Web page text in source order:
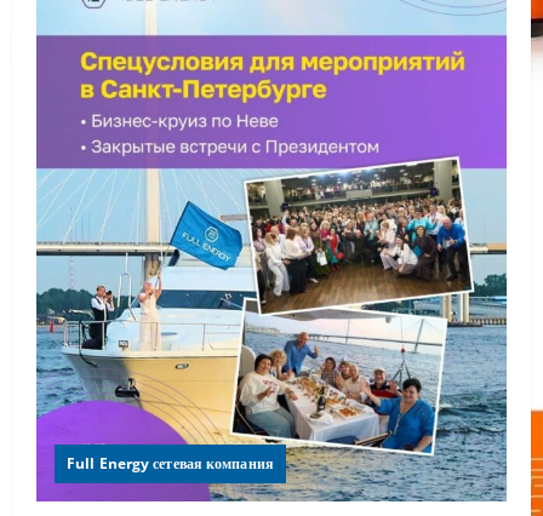
Full Energy сетевая компания